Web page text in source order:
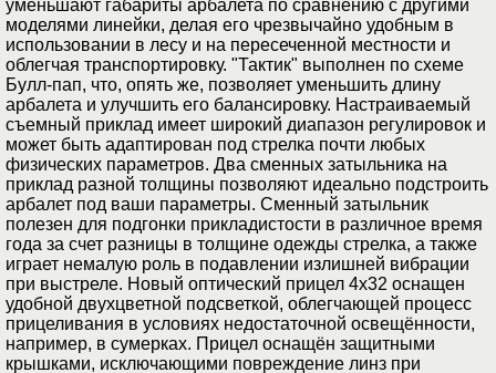
уменьшают габариты арбалета по сравнению с другими
моделями линейки, делая его чрезвычайно удобным в
использовании в лесу и на пересеченной местности и
облегчая транспортировку. "Тактик" выполнен по схеме
Булл-пап, что, опять же, позволяет уменьшить длину
арбалета и улучшить его балансировку. Настраиваемый
съемный приклад имеет широкий диапазон регулировок и
может быть адаптирован под стрелка почти любых
физических параметров. Два сменных затыльника на
приклад разной толщины позволяют идеально подстроить
арбалет под ваши параметры. Сменный затыльник
полезен для подгонки прикладистости в различное время
года за счет разницы в толщине одежды стрелка, а также
играет немалую роль в подавлении излишней вибрации
при выстреле. Новый оптический прицел 4х32 оснащен
удобной двухцветной подсветкой, облегчающей процесс
прицеливания в условиях недостаточной освещённости,
например, в сумерках. Прицел оснащён защитными
крышками, исключающими повреждение линз при